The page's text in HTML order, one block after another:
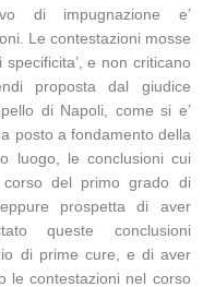
di impugnazione e’
Le contestazioni mosse
e non criticano
proposta dal giudice
di Napoli, come si e’
posto a fondamento della
luogo, le conclusioni cui
del primo grado di
prospetta di aver
queste conclusioni
di prime cure, e di aver
le contestazioni nel corso